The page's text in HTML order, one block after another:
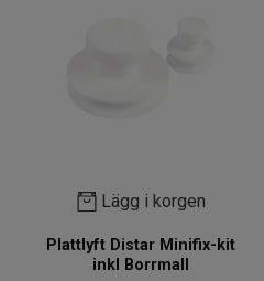
Lägg i korgen
Plattlyft Distar Minifix-kit
inkl Borrmall